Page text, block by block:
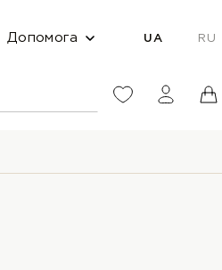
Допомога UA RU